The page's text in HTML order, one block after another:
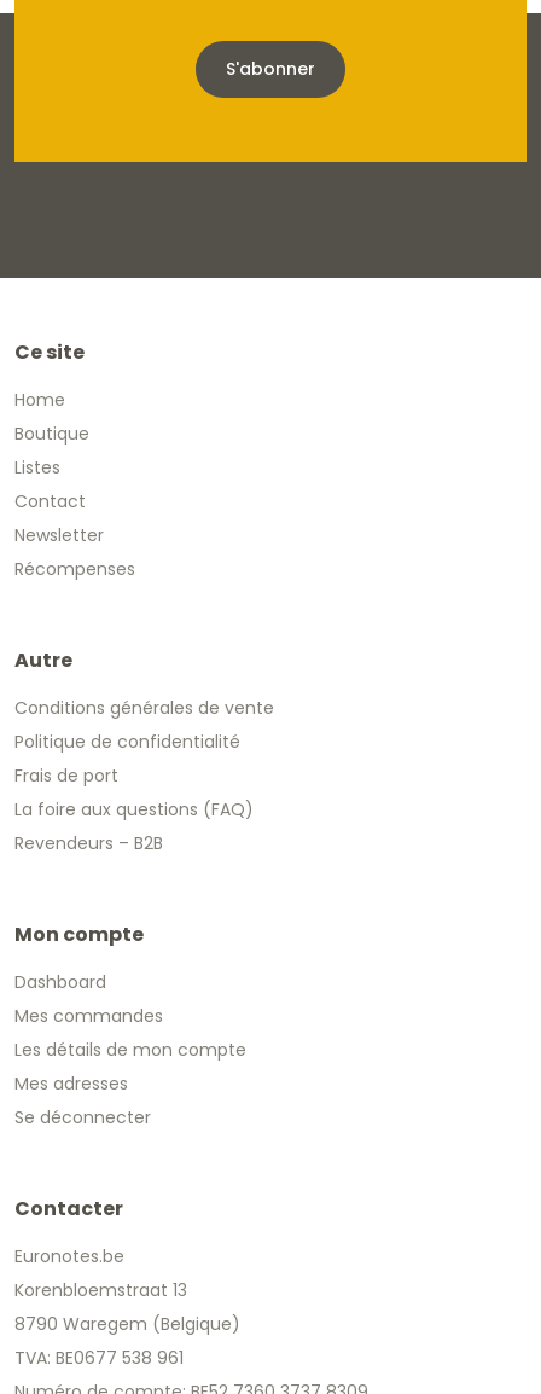
S'abonner
Ce site
Home
Boutique
Listes
Contact
Newsletter
Récompenses
Autre
Conditions générales de vente
Politique de confidentialité
Frais de port
La foire aux questions (FAQ)
Revendeurs – B2B
Mon compte
Dashboard
Mes commandes
Les détails de mon compte
Mes adresses
Se déconnecter
Contacter
Euronotes.be
Korenbloemstraat 13
8790 Waregem (Belgique)
TVA: BE0677 538 961